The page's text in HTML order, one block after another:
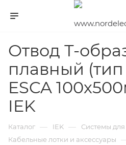
Отвод Т-
плавный (тип
ESCA
IEK
Каталог — IEK — Системы
Кабельные лотки и аксессуары